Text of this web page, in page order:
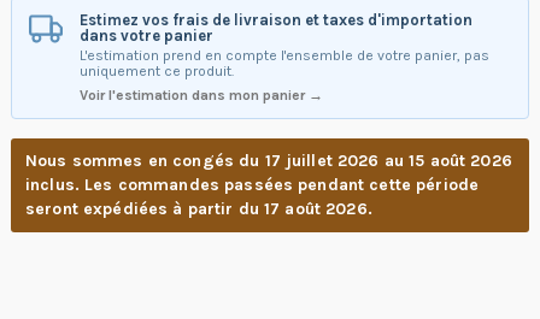
Estimez vos frais de livraison et taxes d'importation
dans votre panier
L'estimation prend en compte l'ensemble de votre panier, pas
uniquement ce produit.
Voir l'estimation dans mon panier →
Nous sommes en congés du 17 juillet 2026 au 15 août 2026
inclus. Les commandes passées pendant cette période
seront expédiées à partir du 17 août 2026.